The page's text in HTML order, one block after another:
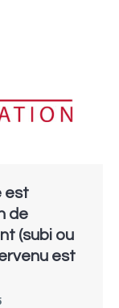
est
de
(subi ou
est